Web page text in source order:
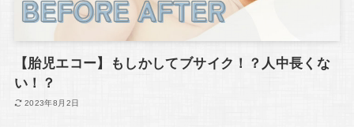
【胎児エコー】もしかしてブサイク！？人中長くな
い！？
2023年8月2日